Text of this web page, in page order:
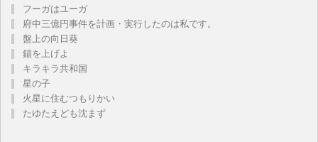
フーガはユーガ
府中三億円事件を計画・実行したのは私です。
盤上の向日葵
錨を上げよ
キラキラ共和国
星の子
火星に住むつもりかい
たゆたえども沈まず